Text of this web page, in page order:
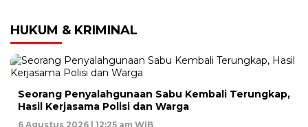
HUKUM & KRIMINAL
Seorang Penyalahgunaan Sabu Kembali Terungkap,
Hasil Kerjasama Polisi dan Warga
6 Agustus 2026 | 12:25 am WIB